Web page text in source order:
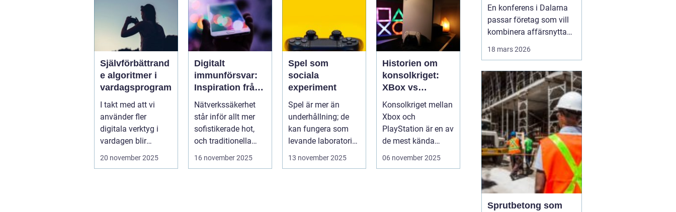
Självförbättrand
e algoritmer i
vardagsprogram
I takt med att vi
använder fler
digitala verktyg i
vardagen blir
mjukvarans
20 november 2025
Digitalt
immunförsvar:
Inspiration från
biologiska
system för att
stärka
nätverkssäkerhe
Nätverkssäkerhet
står inför allt mer
sofistikerade hot,
och traditionella
16 november 2025
Spel som
sociala
experiment
Spel är mer än
underhållning; de
kan fungera som
levande laboratorier
för m&aum...
13 november 2025
Historien om
konsolkriget:
XBox vs
PlayStation
Konsolkriget mellan
Xbox och
PlayStation är en av
de mest kända
rivaliteterna i
06 november 2025
En konferens i Dalarna
passar företag som vill
kombinera affärsnytta
landsbygd, djupa skogar,
glittrande sjöar och en
levande kulturhistoria
mitt i Sverige, på rimligt
avstånd från storst...
18 mars 2026
Sprutbetong som